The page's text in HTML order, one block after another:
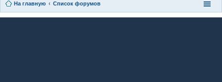
На главную Список форумов